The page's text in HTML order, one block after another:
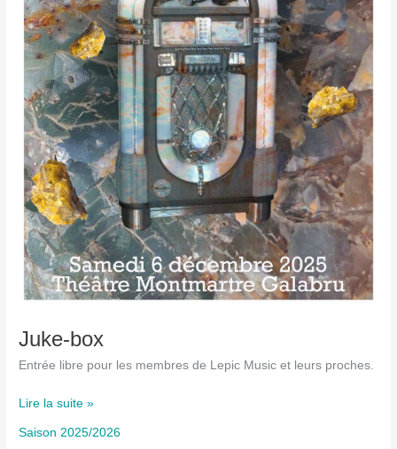
Juke-box
Entrée libre pour les membres de Lepic Music et leurs proches.
Juke-
Lire la suite »
Saison 2025/2026